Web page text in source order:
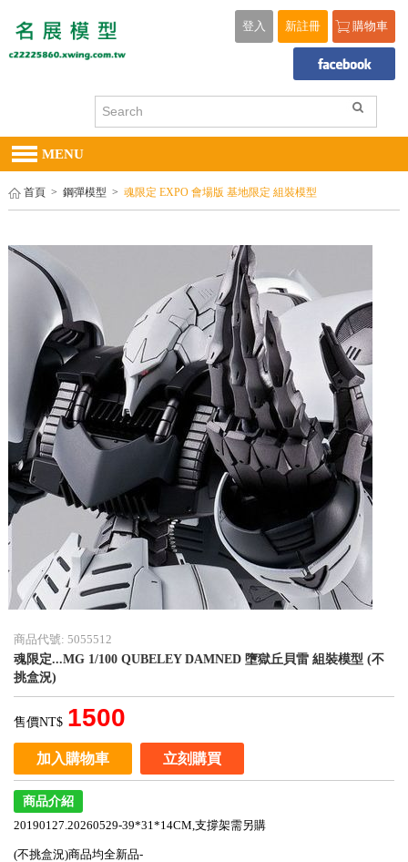
購物車
新註冊
登入
MENU
首頁 > 鋼彈模型 > 魂限定 EXPO 會場版 基地限定 組裝模型
商品代號: 5055512
魂限定...MG 1/100 QUBELEY DAMNED 墮獄丘貝雷 組裝模型 (不
挑盒況)
售價NT$ 1500
加入購物車 立刻購買
商品介紹
20190127.20260529-39*31*14CM,支撐架需另購
(不挑盒況)商品均全新品-